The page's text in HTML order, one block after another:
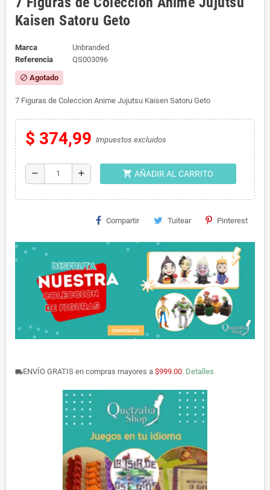
Kaisen Satoru Geto
Marca
Unbranded
Referencia
QS003096
block Agotado
7 Figuras de Coleccion Anime Jujutsu Kaisen Satoru Geto
$ 374,99 Impuestos excluidos
remove add shopping_cart AÑADIR AL CARRITO
Compartir Tuitear Pinterest
.
local_shippingENVÍO GRATIS en compras mayores a $999.00. Detalles